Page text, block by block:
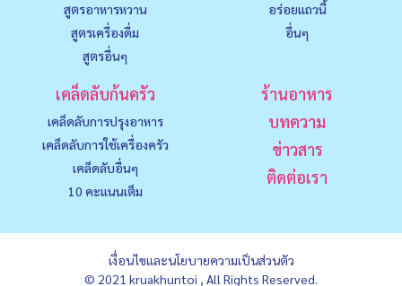
สูตรอาหารหวาน
สูตรเครื่องดื่ม
สูตรอื่นๆ
อร่อยแถวนี้
อื่นๆ
เคล็ดลับก้นครัว
เคล็ดลับการปรุงอาหาร
เคล็ดลับการใช้เครื่องครัว
เคล็ดลับอื่นๆ
10 คะแนนเต็ม
ร้านอาหาร
บทความ
ข่าวสาร
ติดต่อเรา
เงื่อนไขและนโยบายความเป็นส่วนตัว
© 2021 kruakhuntoi , All Rights Reserved.